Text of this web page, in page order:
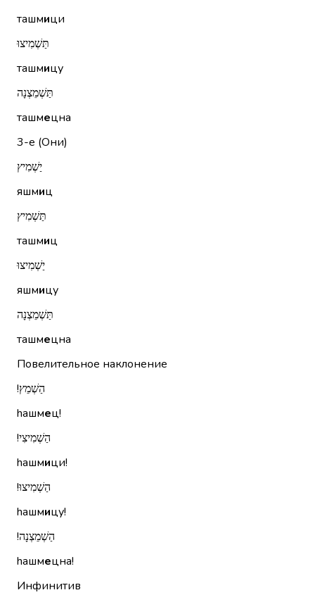
ташмици
תַּשְׁמִיצוּ
ташмицу
תַּשְׁמֵצְנָה
ташмецна
3-е (Они)
יַשְׁמִיץ
яшмиц
תַּשְׁמִיץ
ташмиц
יַשְׁמִיצוּ
яшмицу
תַּשְׁמֵצְנָה
ташмецна
Повелительное наклонение
הַשְׁמֵץ!‏
hашмец!
הַשְׁמִיצִי!‏
hашмици!
הַשְׁמִיצוּ!‏
hашмицу!
הַשְׁמֵצְנָה!‏
hашмецна!
Инфинитив